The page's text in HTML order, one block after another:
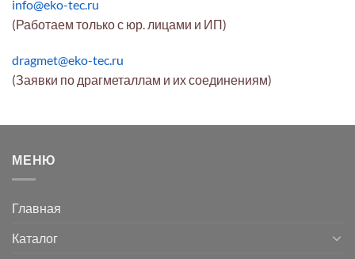
info@eko-tec.ru
(Работаем только с юр. лицами и ИП)
dragmet@eko-tec.ru
(Заявки по драгметаллам и их соединениям)
МЕНЮ
Главная
Каталог